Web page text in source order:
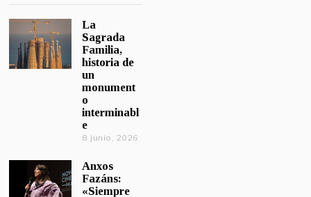
La
Sagrada
Familia,
historia de
un
monument
o
interminabl
e
8 junio, 2026
Anxos
Fazáns:
«Siempre